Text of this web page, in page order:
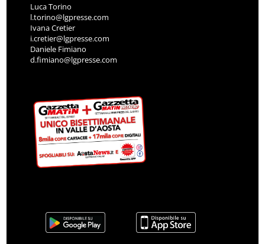
Luca Torino
l.torino@lgpresse.com
Ivana Cretier
i.cretier@lgpresse.com
Daniele Fimiano
d.fimiano@lgpresse.com